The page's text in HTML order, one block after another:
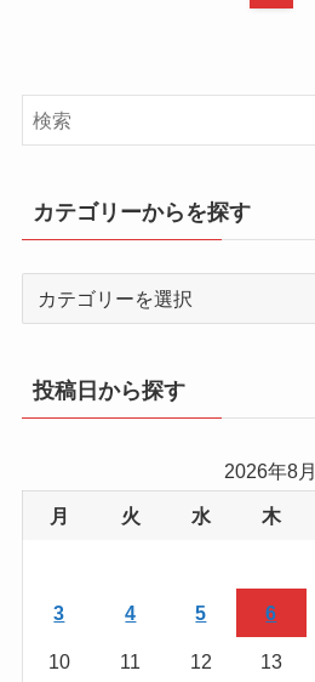
カテゴリーからを探す
リ
ー
を
投稿日から探す
2026年8月
月 火 水 木
3 4 5 6
10 11 12 13